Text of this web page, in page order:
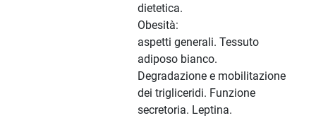
dietetica.
Obesità:
aspetti generali. Tessuto
adiposo bianco.
Degradazione e mobilitazione
dei trigliceridi. Funzione
secretoria. Leptina.